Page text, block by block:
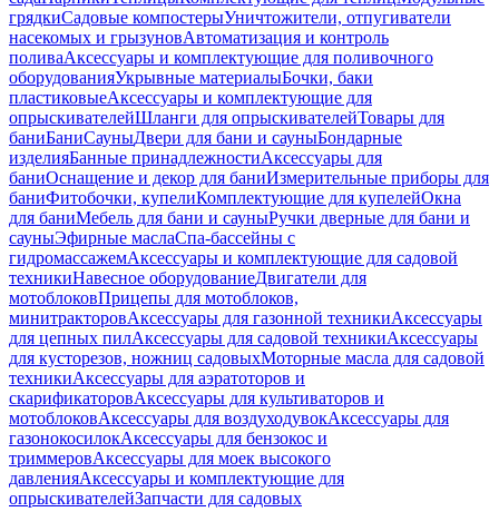
грядкиСадовые компостерыУничтожители, отпугиватели
насекомых и грызуновАвтоматизация и контроль
поливаАксессуары и комплектующие для поливочного
оборудованияУкрывные материалыБочки, баки
пластиковыеАксессуары и комплектующие для
опрыскивателейШланги для опрыскивателейТовары для
баниБаниСауныДвери для бани и сауныБондарные
изделияБанные принадлежностиАксессуары для
баниОснащение и декор для баниИзмерительные приборы для
баниФитобочки, купелиКомплектующие для купелейОкна
для баниМебель для бани и сауныРучки дверные для бани и
сауныЭфирные маслаСпа-бассейны с
гидромассажемАксессуары и комплектующие для садовой
техникиНавесное оборудованиеДвигатели для
мотоблоковПрицепы для мотоблоков,
минитракторовАксессуары для газонной техникиАксессуары
для цепных пилАксессуары для садовой техникиАксессуары
для кусторезов, ножниц садовыхМоторные масла для садовой
техникиАксессуары для аэратоторов и
скарификаторовАксессуары для культиваторов и
мотоблоковАксессуары для воздуходувокАксессуары для
газонокосилокАксессуары для бензокос и
триммеровАксессуары для моек высокого
давленияАксессуары и комплектующие для
опрыскивателейЗапчасти для садовых